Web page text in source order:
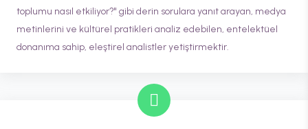
toplumu nasıl etkiliyor?" gibi derin sorulara yanıt arayan, medya
metinlerini ve kültürel pratikleri analiz edebilen, entelektüel
donanıma sahip, eleştirel analistler yetiştirmektir.